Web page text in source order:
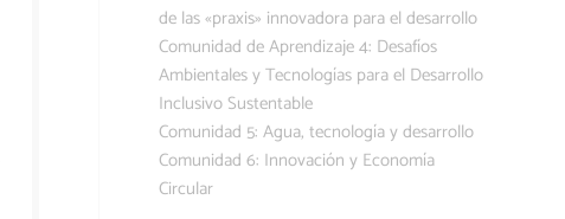
de las «praxis» innovadora para el desarrollo
Comunidad de Aprendizaje 4: Desafíos
Ambientales y Tecnologías para el Desarrollo
Inclusivo Sustentable
Comunidad 5: Agua, tecnología y desarrollo
Comunidad 6: Innovación y Economía
Circular